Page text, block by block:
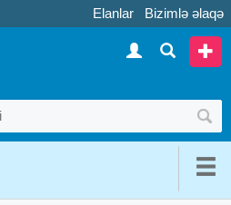
Elanlar Bizimlə əlaqə